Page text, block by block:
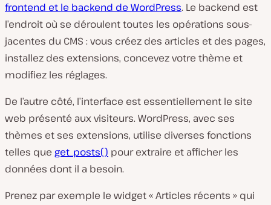
frontend et le backend de WordPress. Le backend est
l’endroit où se déroulent toutes les opérations sous-
jacentes du CMS : vous créez des articles et des pages,
installez des extensions, concevez votre thème et
modifiez les réglages.
De l’autre côté, l’interface est essentiellement le site
web présenté aux visiteurs. WordPress, avec ses
thèmes et ses extensions, utilise diverses fonctions
telles que get_posts() pour extraire et afficher les
données dont il a besoin.
Prenez par exemple le widget « Articles récents » qui